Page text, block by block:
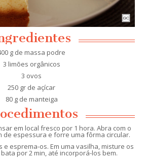
g de massa podre
3 limões orgânicos
3 ovos
250 gr de açícar
80 g de manteiga
em local fresco por 1 hora. Abra com o
de espessura e forre uma fôrma circular.
e esprema-os. Em uma vasilha, misture os
por 2 min, até incorporá-los bem.